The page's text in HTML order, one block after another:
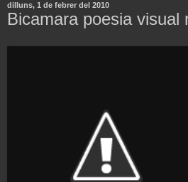
dilluns, 1 de febrer del 2010
Bicamara poesia visual